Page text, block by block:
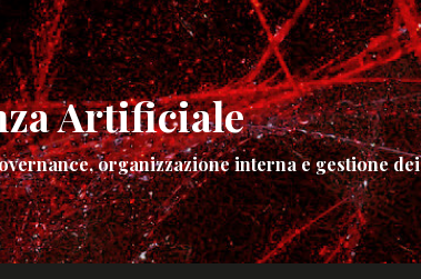
Artificiale
organizzazione interna e gestione dei